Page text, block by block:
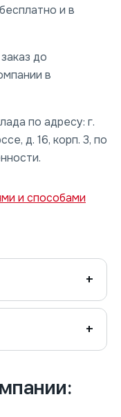
и в
до
в
по адресу: г.
д. 16, корп. 3, по
и способами